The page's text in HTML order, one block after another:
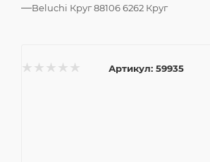
—Beluchi Круг 88106 6262 Круг
Артикул: 59935